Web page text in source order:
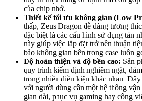
của chip nhớ.
Thiết kế tối ưu không gian (Low
thấp, Zeus Dragon dễ dàng tương
đặc biệt là các cấu hình sử dụng tản
này giúp việc lắp đặt trở nên thuận
bảo không gian bên trong case luôn
Độ hoàn thiện và độ bền cao: Sản
quy trình kiểm định nghiêm ngặt,
trong nhiều điều kiện khác nhau.
với người dùng cần một hệ thống
gian dài, phục vụ gaming hay công